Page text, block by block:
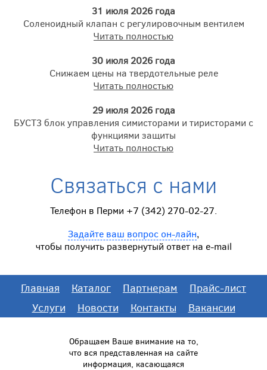
31 июля 2026 года
Соленоидный клапан с регулировочным вентилем
Читать полностью
30 июля 2026 года
Снижаем цены на твердотельные реле
Читать полностью
29 июля 2026 года
БУСТ3 блок управления симисторами и тиристорами с
функциями защиты
Читать полностью
Связаться с нами
Телефон в Перми +7 (342) 270-02-27.
Задайте ваш вопрос он-лайн,
чтобы получить развернутый ответ на e-mail
Главная Каталог Партнерам
Прайс-лист
Услуги
Новости Контакты Вакансии
Обращаем Ваше внимание на то,
что вся представленная на сайте
информация, касающаяся